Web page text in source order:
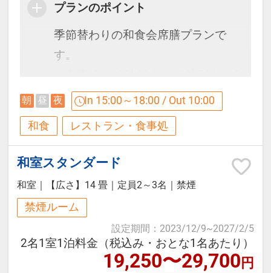
プランのポイント
季節替わりの和食会席膳プランで
す。
通りのご案内でチェックイン時にお
時間を伺っております。
御朝食は、和定食です。
御夕食と同じ場所で7時30分・8時・
※アレルギー対応をしております。
ご宿泊日3日前までにご連絡下さ
い。当日はお受けできません。
朝 昼 夜 In 15:00～18:00 / Out 10:00
和食 レストラン・食事処
和室スタンダード
和室 ｜ 【広さ】14 畳 ｜ 定員2～3名 ｜ 禁煙
禁煙ルーム
設定期間 ： 2023/12/9~2027/2/5
2名1室1泊料金（税込み・おとな1名あたり）
19,250〜29,700円